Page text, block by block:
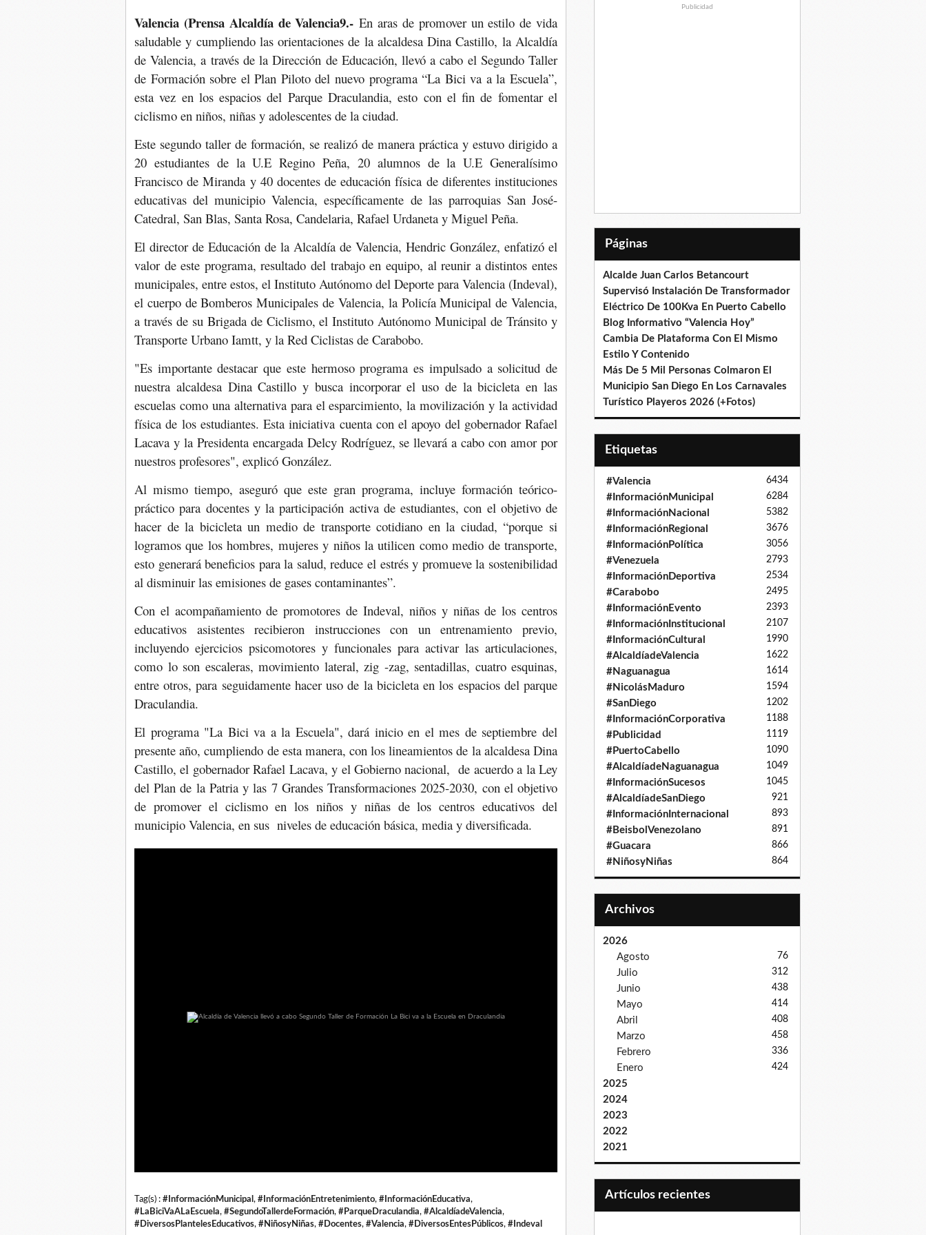
Valencia (Prensa Alcaldía de Valencia9.- En aras de promover un estilo de vida
saludable y cumpliendo las orientaciones de la alcaldesa Dina Castillo, la Alcaldía
de Valencia, a través de la Dirección de Educación, llevó a cabo el Segundo Taller
de Formación sobre el Plan Piloto del nuevo programa “La Bici va a la Escuela”,
esta vez en los espacios del Parque Draculandia, esto con el fin de fomentar el
ciclismo en niños, niñas y adolescentes de la ciudad.
Este segundo taller de formación, se realizó de manera práctica y estuvo dirigido a
20 estudiantes de la U.E Regino Peña, 20 alumnos de la U.E Generalísimo
Francisco de Miranda y 40 docentes de educación física de diferentes instituciones
educativas del municipio Valencia, específicamente de las parroquias San José-
Catedral, San Blas, Santa Rosa, Candelaria, Rafael Urdaneta y Miguel Peña.
El director de Educación de la Alcaldía de Valencia, Hendric González, enfatizó el
valor de este programa, resultado del trabajo en equipo, al reunir a distintos entes
municipales, entre estos, el Instituto Autónomo del Deporte para Valencia (Indeval),
el cuerpo de Bomberos Municipales de Valencia, la Policía Municipal de Valencia,
a través de su Brigada de Ciclismo, el Instituto Autónomo Municipal de Tránsito y
Transporte Urbano Iamtt, y la Red Ciclistas de Carabobo.
"Es importante destacar que este hermoso programa es impulsado a solicitud de
nuestra alcaldesa Dina Castillo y busca incorporar el uso de la bicicleta en las
escuelas como una alternativa para el esparcimiento, la movilización y la actividad
física de los estudiantes. Esta iniciativa cuenta con el apoyo del gobernador Rafael
Lacava y la Presidenta encargada Delcy Rodríguez, se llevará a cabo con amor por
nuestros profesores", explicó González.
Al mismo tiempo, aseguró que este gran programa, incluye formación teórico-
práctico para docentes y la participación activa de estudiantes, con el objetivo de
hacer de la bicicleta un medio de transporte cotidiano en la ciudad, “porque si
logramos que los hombres, mujeres y niños la utilicen como medio de transporte,
esto generará beneficios para la salud, reduce el estrés y promueve la sostenibilidad
al disminuir las emisiones de gases contaminantes”.
Con el acompañamiento de promotores de Indeval, niños y niñas de los centros
educativos asistentes recibieron instrucciones con un entrenamiento previo,
incluyendo ejercicios psicomotores y funcionales para activar las articulaciones,
como lo son escaleras, movimiento lateral, zig -zag, sentadillas, cuatro esquinas,
entre otros, para seguidamente hacer uso de la bicicleta en los espacios del parque
Draculandia.
El programa "La Bici va a la Escuela", dará inicio en el mes de septiembre del
presente año, cumpliendo de esta manera, con los lineamientos de la alcaldesa Dina
Castillo, el gobernador Rafael Lacava, y el Gobierno nacional, de acuerdo a la Ley
del Plan de la Patria y las 7 Grandes Transformaciones 2025-2030, con el objetivo
de promover el ciclismo en los niños y niñas de los centros educativos del
municipio Valencia, en sus niveles de educación básica, media y diversificada.
Tag(s) : #InformaciónMunicipal , #InformaciónEntretenimiento, #InformaciónEducativa,
#LaBiciVaALaEscuela, #SegundoTallerdeFormación, #ParqueDraculandia, #AlcaldíadeValencia,
#DiversosPlantelesEducativos, #NiñosyNiñas, #Docentes, #Valencia, #DiversosEntesPúblicos, #Indeval
Publicidad
Páginas
Alcalde Juan Carlos Betancourt
Supervisó Instalación De Transformador
Eléctrico De 100Kva En Puerto Cabello
Blog Informativo “Valencia Hoy”
Cambia De Plataforma Con El Mismo
Estilo Y Contenido
Más De 5 Mil Personas Colmaron El
Municipio San Diego En Los Carnavales
Turístico Playeros 2026 (+Fotos)
Etiquetas
#Valencia 6434
#InformaciónMunicipal 6284
#InformaciónNacional 5382
#InformaciónRegional 3676
#InformaciónPolítica 3056
#Venezuela 2793
#InformaciónDeportiva 2534
#Carabobo 2495
#InformaciónEvento 2393
#InformaciónInstitucional 2107
#InformaciónCultural 1990
#AlcaldíadeValencia 1622
#Naguanagua 1614
#NicolásMaduro 1594
#SanDiego 1202
#InformaciónCorporativa 1188
#Publicidad 1119
#PuertoCabello 1090
#AlcaldíadeNaguanagua 1049
#InformaciónSucesos 1045
#AlcaldíadeSanDiego 921
#InformaciónInternacional 893
#BeisbolVenezolano 891
#Guacara 866
#NiñosyNiñas 864
Archivos
2026
Agosto
76
Julio 312
Junio 438
Mayo 414
Abril 408
Marzo 458
Febrero 336
Enero 424
2025
2024
2023
2022
2021
Artículos recientes